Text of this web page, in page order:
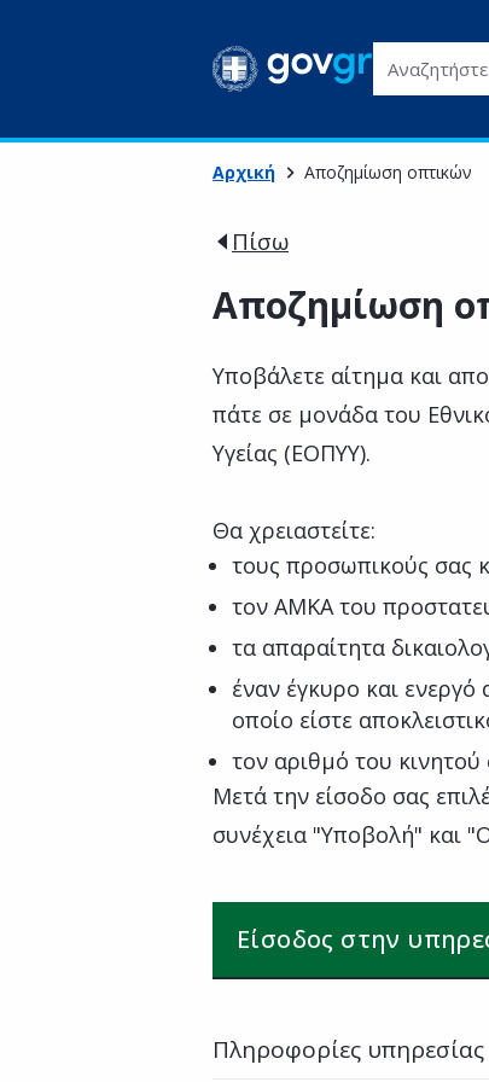
Αναζητήστε
Αρχική Αποζημίωση οπτικών
Πίσω
Αποζημίωση
Υποβάλετε αίτημα και
πάτε σε μονάδα του
Υγείας (ΕΟΠΥΥ).
Θα χρειαστείτε:
τους προσωπικούς σας
τον ΑΜΚΑ του
τα απαραίτητα
έναν έγκυρο και
οποίο είστε
τον αριθμό του
Μετά την είσοδο σας
συνέχεια "Υποβολή" και
Είσοδος στην
Πληροφορίες υπηρεσίας